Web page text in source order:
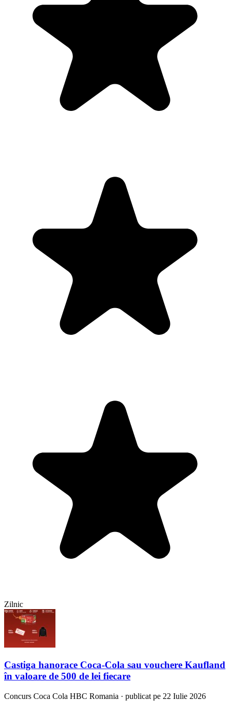
Zilnic
Castiga hanorace Coca-Cola sau vouchere Kaufland
în valoare de 500 de lei fiecare
Concurs Coca Cola HBC Romania · publicat pe 22 Iulie 2026